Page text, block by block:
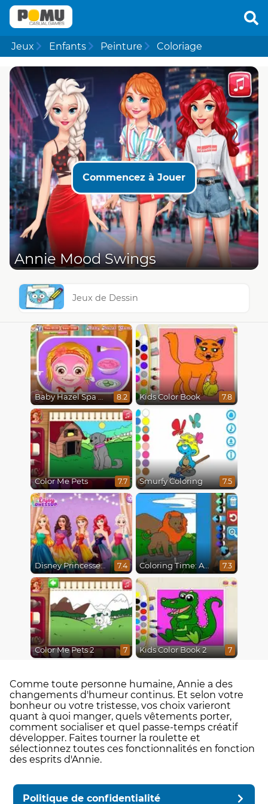
Jeux Enfants Peinture Coloriage
Commencez à Jouer
Annie Mood Swings
Jeux de Dessin
Baby Hazel Spa Makeover 8.2 Kids Color Book 7.8
Color Me Pets 7.7 Smurfy Coloring 7.5
Disney Princesses Rainbow Dresses 7.4 Coloring Time: Animals 7.3
Color Me Pets 2 7 Kids Color Book 2 7
Comme toute personne humaine, Annie a des
changements d'humeur continus. Et selon votre
bonheur ou votre tristesse, vos choix varieront
quant à quoi manger, quels vêtements porter,
comment socialiser et quel passe-temps créatif
développer. Faites tourner la roulette et
sélectionnez toutes ces fonctionnalités en fonction
des esprits d'Annie.
Politique de confidentialité